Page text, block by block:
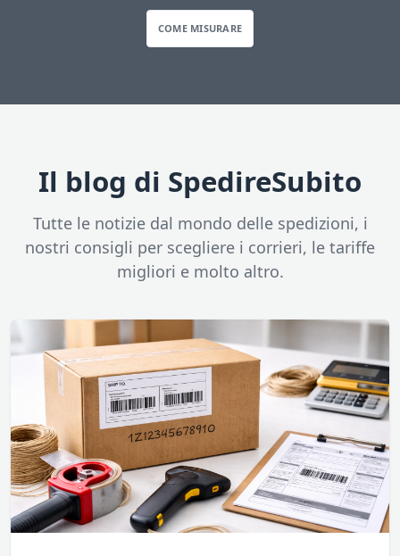
COME MISURARE
Il blog di SpedireSubito
Tutte le notizie dal mondo delle spedizioni, i
nostri consigli per scegliere i corrieri, le tariffe
migliori e molto altro.